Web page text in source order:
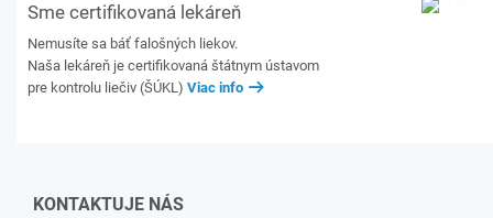
Sme certifikovaná lekáreň
Nemusíte sa báť falošných liekov.
Naša lekáreň je certifikovaná štátnym ústavom
pre kontrolu liečiv (ŠÚKL) Viac info
KONTAKTUJE NÁS